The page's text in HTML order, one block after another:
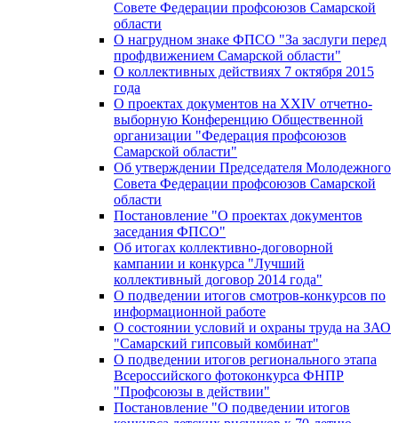
Совете Федерации профсоюзов Самарской
области
О нагрудном знаке ФПСО "За заслуги перед
профдвижением Самарской области"
О коллективных действиях 7 октября 2015
года
О проектах документов на XXIV отчетно-
выборную Конференцию Общественной
организации "Федерация профсоюзов
Самарской области"
Об утверждении Председателя Молодежного
Совета Федерации профсоюзов Самарской
области
Постановление "О проектах документов
заседания ФПСО"
Об итогах коллективно-договорной
кампании и конкурса "Лучший
коллективный договор 2014 года"
О подведении итогов смотров-конкурсов по
информационной работе
О состоянии условий и охраны труда на ЗАО
"Самарский гипсовый комбинат"
О подведении итогов регионального этапа
Всероссийского фотоконкурса ФНПР
"Профсоюзы в действии"
Постановление "О подведении итогов